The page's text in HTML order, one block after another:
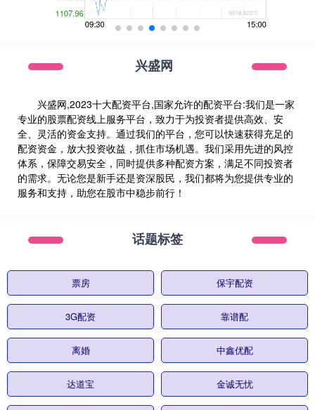
兴盛网
兴盛网,2023十大配资平台,国家允许的配资平台:我们是一家
专业的股票配资线上服务平台，致力于为投资者提供高效、安
全、灵活的资金支持。通过我们的平台，您可以快速获得充足的
配资资金，放大投资收益，抓住市场机遇。我们采用先进的风控
体系，保障交易安全，同时提供多种配资方案，满足不同投资者
的需求。无论您是新手还是资深股民，我们都将为您提供专业的
服务和支持，助您在股市中稳步前行！
话题标签
票房 保宇配资
3G配资 靠谱配
离婚 中鑫优配
达道宝 金诚无忧